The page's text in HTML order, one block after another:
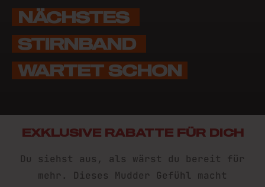
NÄCHSTES
STIRNBAND
WARTET SCHON
EXKLUSIVE RABATTE FÜR DICH
Du siehst aus, als wärst du bereit für
mehr. Dieses Mudder Gefühl macht